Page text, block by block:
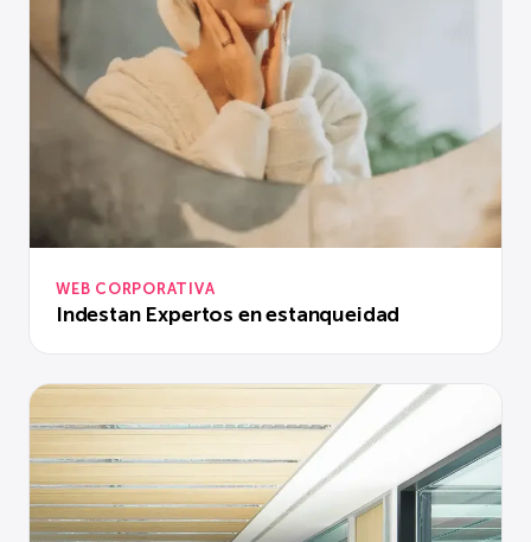
WEB CORPORATIVA
Indestan Expertos en estanqueidad